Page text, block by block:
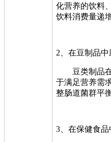
化营养的饮料
饮料消费量递
2、在豆制品中
豆类制品在
于满足营养需
整肠道菌群平
3、在保健食品